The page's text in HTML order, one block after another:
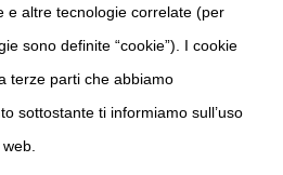
e altre tecnologie correlate (per
sono definite “cookie”). I cookie
terze parti che abbiamo
sottostante ti informiamo sull’uso